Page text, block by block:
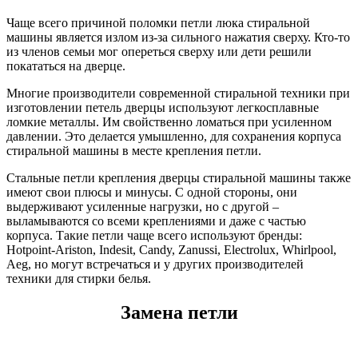
Чаще всего причиной поломки петли люка стиральной
машины является излом из-за сильного нажатия сверху. Кто-то
из членов семьи мог опереться сверху или дети решили
покататься на дверце.
Многие производители современной стиральной техники при
изготовлении петель дверцы используют легкосплавные
ломкие металлы. Им свойственно ломаться при усиленном
давлении. Это делается умышленно, для сохранения корпуса
стиральной машины в месте крепления петли.
Стальные петли крепления дверцы стиральной машины также
имеют свои плюсы и минусы. С одной стороны, они
выдерживают усиленные нагрузки, но с другой –
выламываются со всеми креплениями и даже с частью
корпуса. Такие петли чаще всего используют бренды:
Hotpoint-Ariston, Indesit, Candy, Zanussi, Electrolux, Whirlpool,
Aeg, но могут встречаться и у других производителей
техники для стирки белья.
Замена петли